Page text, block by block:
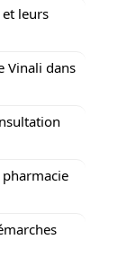
leurs
Vinali dans